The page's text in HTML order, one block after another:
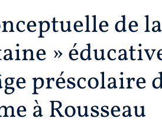
de
»
préscolaire
à Rousseau